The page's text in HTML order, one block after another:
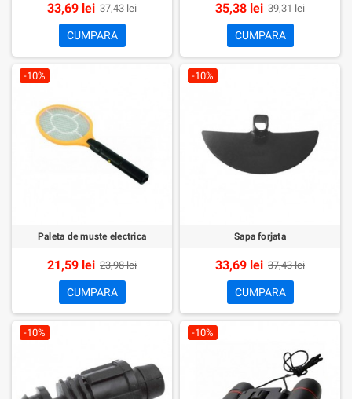
33,69 lei 37,43 lei
CUMPARA
35,38 lei 39,31 lei
CUMPARA
-10%
Paleta de muste electrica
21,59 lei 23,98 lei
CUMPARA
-10%
Sapa forjata
33,69 lei 37,43 lei
CUMPARA
-10% -10%